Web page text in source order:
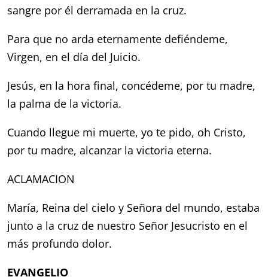
sangre por él derramada en la cruz.
Para que no arda eternamente defiéndeme,
Virgen, en el día del Juicio.
Jesús, en la hora final, concédeme, por tu madre,
la palma de la victoria.
Cuando llegue mi muerte, yo te pido, oh Cristo,
por tu madre,alcanzar la victoria eterna.
ACLAMACION
María, Reina del cielo y Señora del mundo, estaba
junto a la cruz de nuestro Señor Jesucristo en el
más profundo dolor.
EVANGELIO